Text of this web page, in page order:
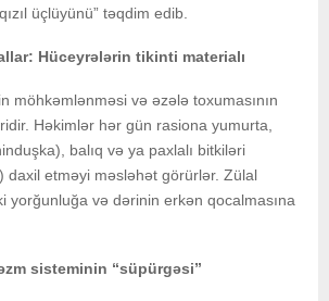
üçlüyünü” təqdim edib.
Hüceyrələrin tikinti materialı
möhkəmlənməsi və əzələ toxumasının
Həkimlər hər gün rasiona yumurta,
balıq və ya paxlalı bitkiləri
daxil etməyi məsləhət görürlər. Zülal
yorğunluğa və dərinin erkən qocalmasına
sisteminin “süpürgəsi”